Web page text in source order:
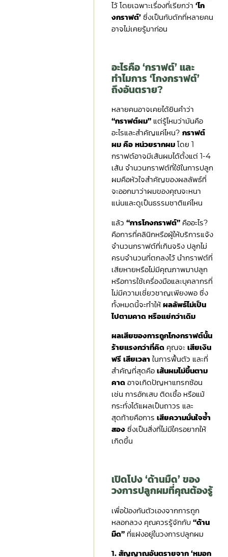
ไว้ โดยเฉพาะเรื่องที่เรียกว่า‘โก
งกราฟต์’ ซึ่งเป็นกับดักที่หลายคน
อาจไม่เคยรู้มาก่อน
อะไรคือ ‘กราฟต์’ และ
ทำไมการ ‘โกงกราฟต์’
ถึงอันตราย?
หลายคนอาจเคยได้ยินคำว่า
“กราฟต์ผม” แต่รู้ไหมว่ามันคือ
อะไรและสำคัญแค่ไหน?กราฟต์
ผม คือ หน่วยรากผม โดย 1
กราฟต์อาจมีเส้นผมได้ตั้งแต่ 1-4
เส้น จำนวนกราฟต์ที่ใช้ในการปลูก
ผมคือหัวใจสำคัญของผลลัพธ์ที่
จะออกมาว่าผมของคุณจะหนา
แน่นและดูเป็นธรรมชาติแค่ไหน
แล้ว“การโกงกราฟต์” คืออะไร?
คือการที่คลินิกหรือผู้ให้บริการแจ้ง
จำนวนกราฟต์ที่เกินจริง ปลูกไม่
ครบจำนวนที่ตกลงไว้ นำกราฟต์ที่
เสียหายหรือไม่มีคุณภาพมาปลูก
หรือการใช้เครื่องมือและบุคลากรที่
ไม่มีความเชี่ยวชาญเพียงพอ ซึ่ง
ทั้งหมดนี้จะทำให้ผลลัพธ์ไม่เป็น
ไปตามคาด หรือแย่กว่าเดิม
ผลเสียของการถูกโกงกราฟต์นั้น
ร้ายแรงกว่าที่คิด คุณจะเสียเงิน
ฟรี เสียเวลา ในการฟื้นตัว และที่
สำคัญที่สุดคือเส้นผมไม่ขึ้นตาม
คาด อาจเกิดปัญหาแทรกซ้อน
เช่น การอักเสบ ติดเชื้อ หรือแม้
กระทั่งได้แผลเป็นถาวร และ
สุดท้ายคือการเสียความมั่นใจซ้ำ
สอง ซึ่งเป็นสิ่งที่ไม่มีใครอยากให้
เกิดขึ้น
เปิดโปง ‘ด้านมืด’ ของ
วงการปลูกผมที่คุณต้องรู้
เพื่อป้องกันตัวเองจากการถูก
หลอกลวง คุณควรรู้จักกับ “ด้าน
มืด” ที่แฝงอยู่ในวงการปลูกผม
1. สัญญาณอันตรายจาก ‘หมอก